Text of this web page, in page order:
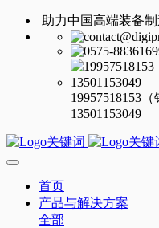
助力中国高端装备
19957518153
13501153049
首页
产品与解决方案
全部